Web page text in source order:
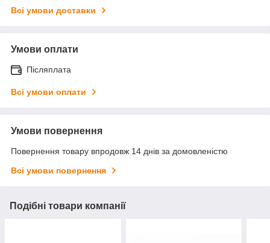
Всі умови доставки
Умови оплати
Післяплата
Всі умови оплати
Умови повернення
Повернення товару впродовж 14 днів за домовленістю
Всі умови повернення
Подібні товари компанії